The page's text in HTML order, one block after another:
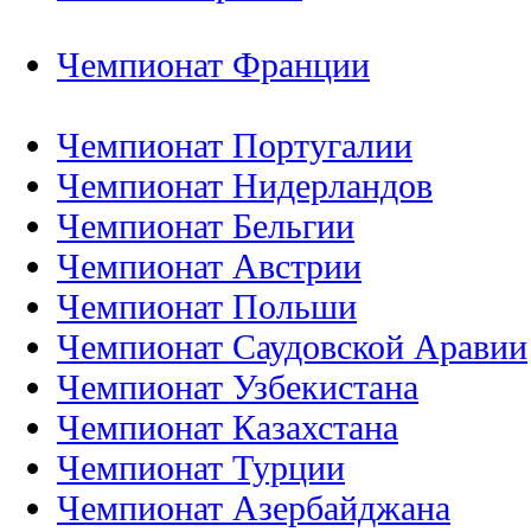
Чемпионат Франции
Чемпионат Португалии
Чемпионат Нидерландов
Чемпионат Бельгии
Чемпионат Австрии
Чемпионат Польши
Чемпионат Саудовской Аравии
Чемпионат Узбекистана
Чемпионат Казахстана
Чемпионат Турции
Чемпионат Азербайджана